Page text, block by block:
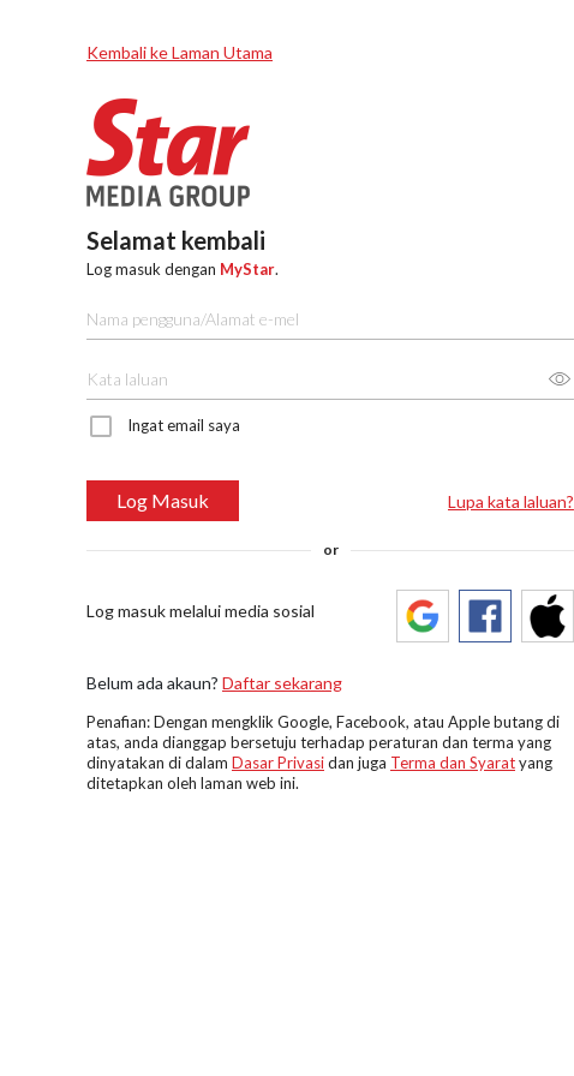
Kembali ke Laman Utama
Selamat kembali
Log masuk dengan MyStar.
Ingat email saya
Log Masuk Lupa kata laluan?
or
Log masuk melalui media sosial
Belum ada akaun? Daftar sekarang
Penafian: Dengan mengklik Google, Facebook, atau Apple butang di
atas, anda dianggap bersetuju terhadap peraturan dan terma yang
dinyatakan di dalam Dasar Privasidan juga Terma dan Syaratyang
ditetapkan oleh laman web ini.